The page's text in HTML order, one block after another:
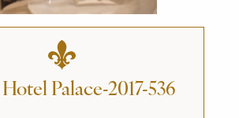
Palace-2017-536